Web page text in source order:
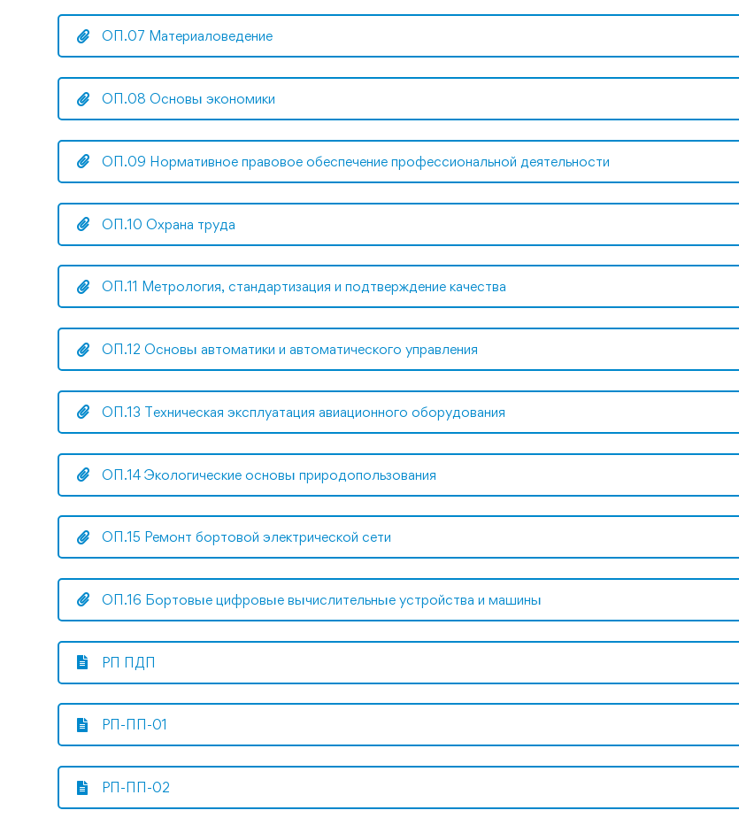
ОП.07 Материаловедение
ОП.08 Основы экономики
ОП.09 Нормативное правовое обеспечение профессиональной деятельности
ОП.10 Охрана труда
ОП.11 Метрология, стандартизация и подтверждение качества
ОП.12 Основы автоматики и автоматического управления
ОП.13 Техническая эксплуатация авиационного оборудования
ОП.14 Экологические основы природопользования
ОП.15 Ремонт бортовой электрической сети
ОП.16 Бортовые цифровые вычислительные устройства и машины
РП ПДП
РП-ПП-01
РП-ПП-02